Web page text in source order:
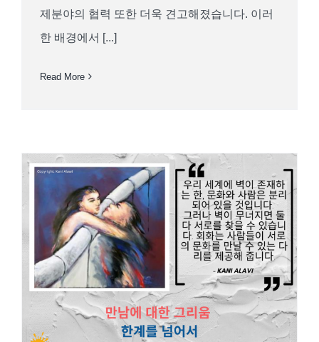
제분야의 협력 또한 더욱 견고해졌습니다. 이러
한 배경에서 [...]
Read More
베를린의 재즈 및 화가 워크샵 공고